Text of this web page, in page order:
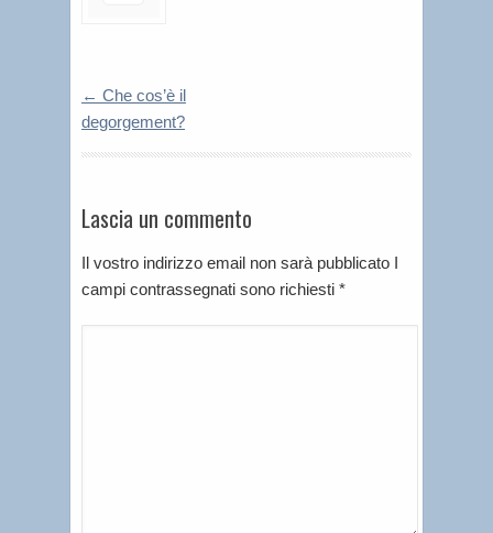
← Che cos’è il
degorgement?
Lascia un commento
Il vostro indirizzo email non sarà pubblicato I
campi contrassegnati sono richiesti *